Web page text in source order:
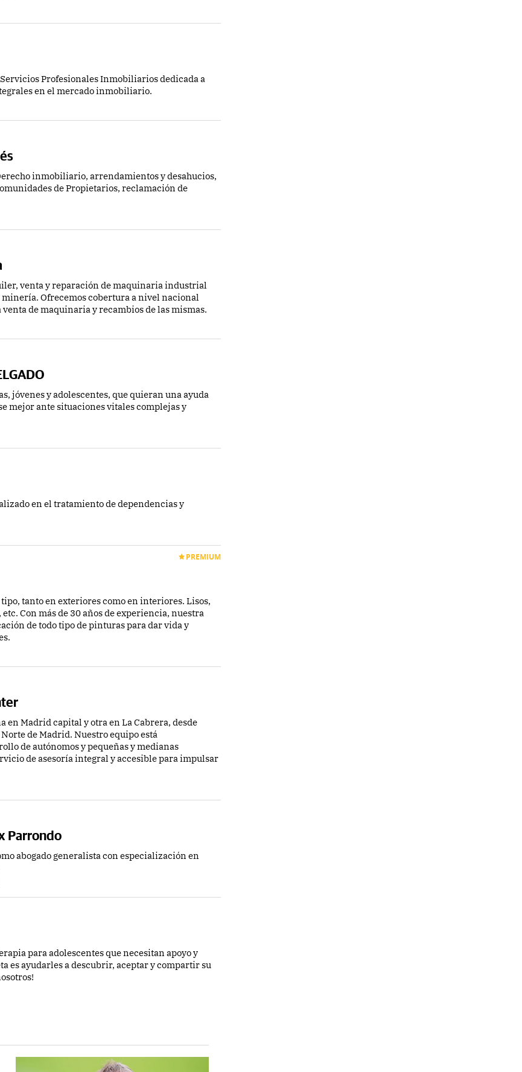
Profesionales Inmobiliarios dedicada a
en el mercado inmobiliario.
inmobiliario, arrendamientos y desahucios,
de Propietarios, reclamación de
venta y reparación de maquinaria industrial
Ofrecemos cobertura a nivel nacional
de maquinaria y recambios de las mismas.
jóvenes y adolescentes, que quieran una ayuda
mejor ante situaciones vitales complejas y
en el tratamiento de dependencias y
PREMIUM
tanto en exteriores como en interiores. Lisos,
Con más de 30 años de experiencia, nuestra
de todo tipo de pinturas para dar vida y
en Madrid capital y otra en La Cabrera, desde
de Madrid. Nuestro equipo está
de autónomos y pequeñas y medianas
de asesoría integral y accesible para impulsar
Parrondo
abogado generalista con especialización en
para adolescentes que necesitan apoyo y
es ayudarles a descubrir, aceptar y compartir su